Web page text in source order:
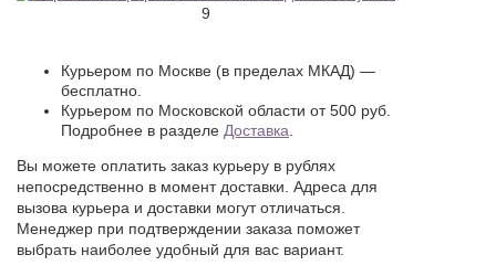
9
Курьером по Москве (в пределах МКАД) —
бесплатно.
Курьером по Московской области от 500 руб.
Подробнее в разделе Доставка.
Вы можете оплатить заказ курьеру в рублях
непосредственно в момент доставки. Адреса для
вызова курьера и доставки могут отличаться.
Менеджер при подтверждении заказа поможет
выбрать наиболее удобный для вас вариант.